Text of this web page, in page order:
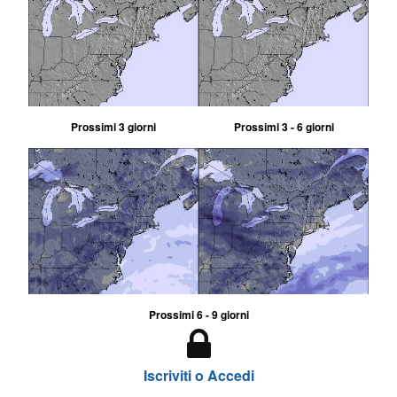
Prossimi 3 giorni Prossimi 3 - 6 giorni
Prossimi 6 - 9 giorni
Iscriviti o Accedi